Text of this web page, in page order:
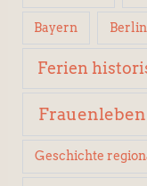
Bayern Berlin
Ferien
Frauenleben
Geschichte